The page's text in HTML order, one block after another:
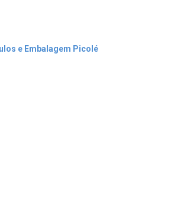
e Embalagem Picolé